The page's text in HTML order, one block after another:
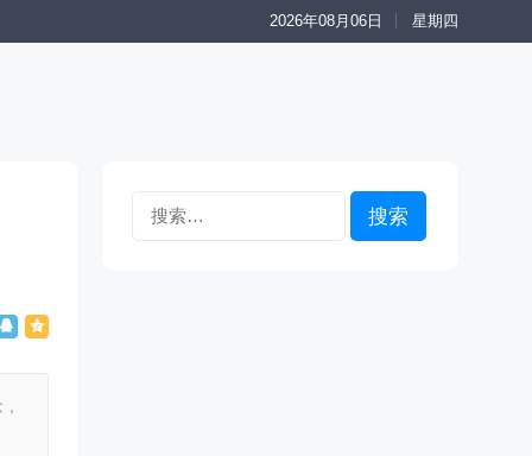
2026年08月06日 星期四